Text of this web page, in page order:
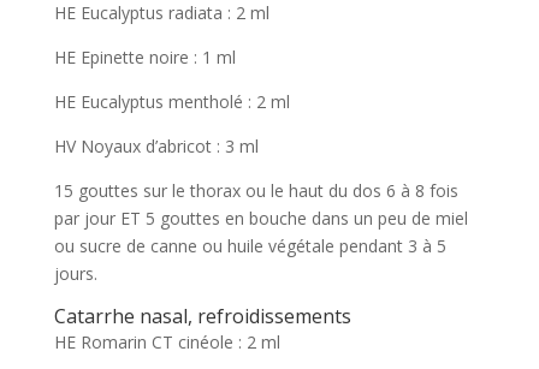
HE Eucalyptus radiata : 2 ml
HE Epinette noire : 1 ml
HE Eucalyptus mentholé : 2 ml
HV Noyaux d’abricot : 3 ml
15 gouttes sur le thorax ou le haut du dos 6 à 8 fois
par jour ET 5 gouttes en bouche dans un peu de miel
ou sucre de canne ou huile végétale pendant 3 à 5
jours.
Catarrhe nasal, refroidissements
HE Romarin CT cinéole : 2 ml